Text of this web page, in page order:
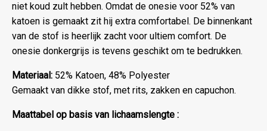
niet koud zult hebben. Omdat de onesie voor 52% van
katoen is gemaakt zit hij extra comfortabel. De binnenkant
van de stof is heerlijk zacht voor ultiem comfort. De
onesie donkergrijs is tevens geschikt om te bedrukken.
Materiaal: 52% Katoen, 48% Polyester
Gemaakt van dikke stof, met rits, zakken en capuchon.
Maattabel op basis van lichaamslengte :